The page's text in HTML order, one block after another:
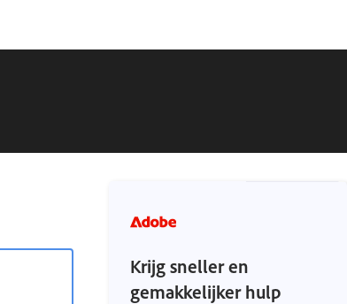
Krijg sneller en
gemakkelijker hulp